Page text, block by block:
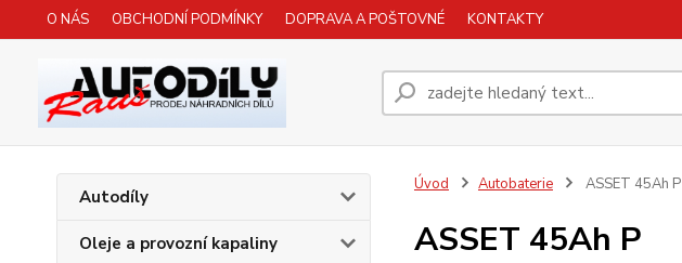
O NÁS OBCHODNÍ PODMÍNKY DOPRAVA A POŠTOVNÉ KONTAKTY
Autodíly
Oleje a provozní kapaliny
Úvod Autobaterie ASSET 45Ah P
ASSET 45Ah P